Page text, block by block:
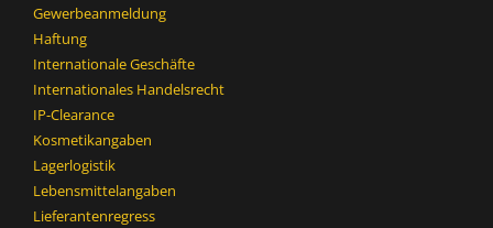
Gewerbeanmeldung
Haftung
Internationale Geschäfte
Internationales Handelsrecht
IP-Clearance
Kosmetikangaben
Lagerlogistik
Lebensmittelangaben
Lieferantenregress